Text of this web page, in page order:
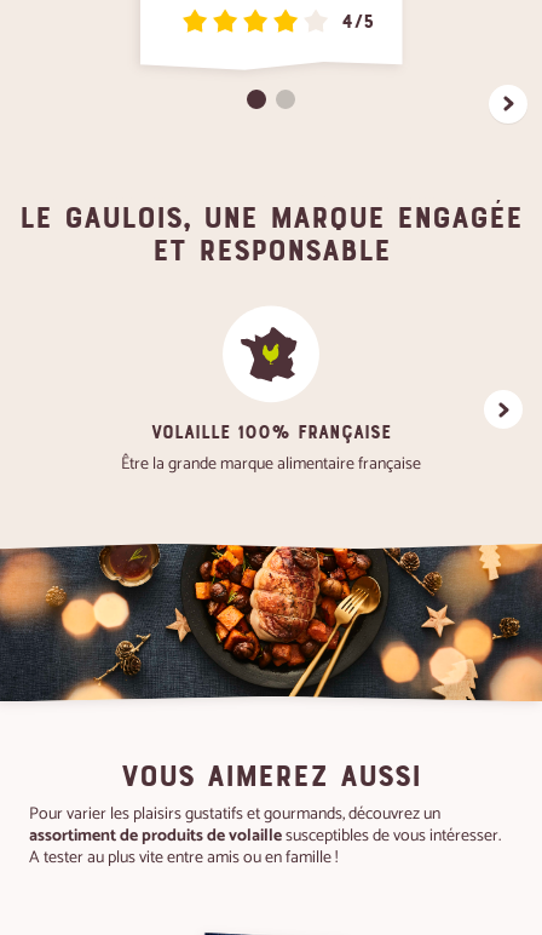
4/5
Le gaulois, une marque engagée
et responsable
VOLAILLE 100% FRANÇAISE
Être la grande marque alimentaire française
VOUS AIMEREZ AUSSI
Pour varier les plaisirs gustatifs et gourmands, découvrez un
assortiment de produits de volaillesusceptibles de vous intéresser.
A tester au plus vite entre amis ou en famille !